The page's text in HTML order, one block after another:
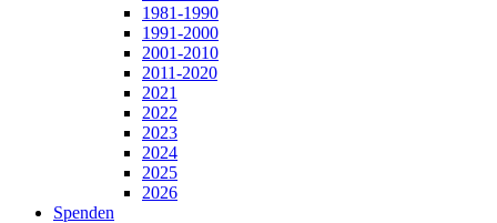
1981-1990
1991-2000
2001-2010
2011-2020
2021
2022
2023
2024
2025
2026
Spenden